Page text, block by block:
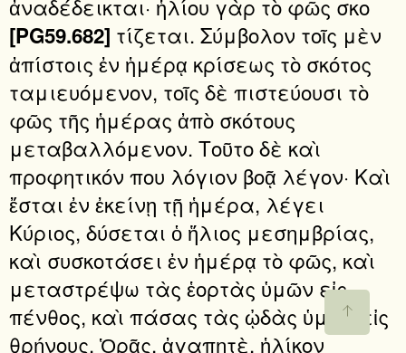
ἀναδέδεικται· ἡλίου γὰρ τὸ φῶς σκο
[PG59.682] τίζεται. Σύμβολον τοῖς μὲν
ἀπίστοις ἐν ἡμέρᾳ κρίσεως τὸ σκότος
ταμιευόμενον, τοῖς δὲ πιστεύουσι τὸ
φῶς τῆς ἡμέρας ἀπὸ σκότους
μεταβαλλόμενον. Τοῦτο δὲ καὶ
προφητικόν που λόγιον βοᾷ λέγον· Καὶ
ἔσται ἐν ἐκείνῃ τῇ ἡμέρα, λέγει
Κύριος, δύσεται ὁ ἥλιος μεσημβρίας,
καὶ συσκοτάσει ἐν ἡμέρᾳ τὸ φῶς, καὶ
μεταστρέψω τὰς ἑορτὰς ὑμῶν εἰς
πένθος, καὶ πάσας τὰς ᾠδὰς ὑμῶν εἰς
θρήνους. Ὁρᾷς, ἀγαπητὲ, ἡλίκον